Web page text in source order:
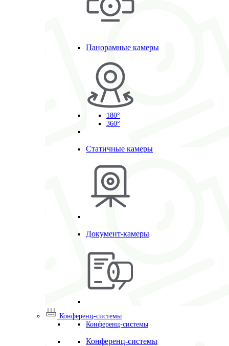
Панорамные камеры
180°
360°
Статичные камеры
Документ-камеры
Конференц-системы
Конференц-системы
Конференц-системы